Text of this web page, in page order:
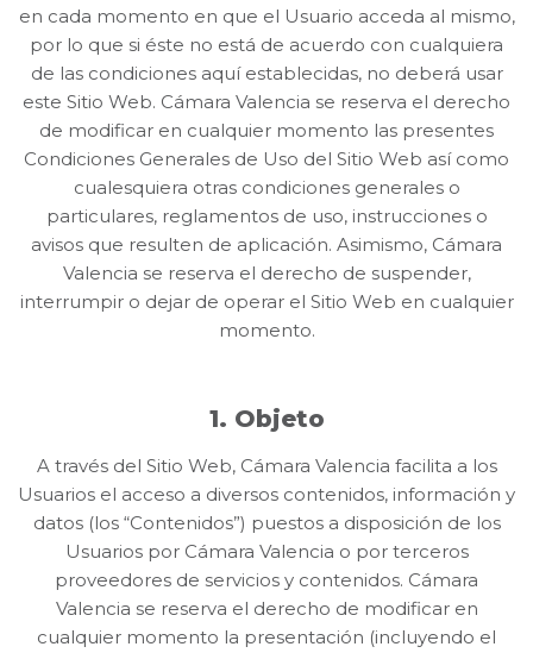
en cada momento en que el Usuario acceda al mismo,
por lo que si éste no está de acuerdo con cualquiera
de las condiciones aquí establecidas, no deberá usar
este Sitio Web. Cámara Valencia se reserva el derecho
de modificar en cualquier momento las presentes
Condiciones Generales de Uso del Sitio Web así como
cualesquiera otras condiciones generales o
particulares, reglamentos de uso, instrucciones o
avisos que resulten de aplicación. Asimismo, Cámara
Valencia se reserva el derecho de suspender,
interrumpir o dejar de operar el Sitio Web en cualquier
momento.
1. Objeto
A través del Sitio Web, Cámara Valencia facilita a los
Usuarios el acceso a diversos contenidos, información y
datos (los “Contenidos”) puestos a disposición de los
Usuarios por Cámara Valencia o por terceros
proveedores de servicios y contenidos. Cámara
Valencia se reserva el derecho de modificar en
cualquier momento la presentación (incluyendo el